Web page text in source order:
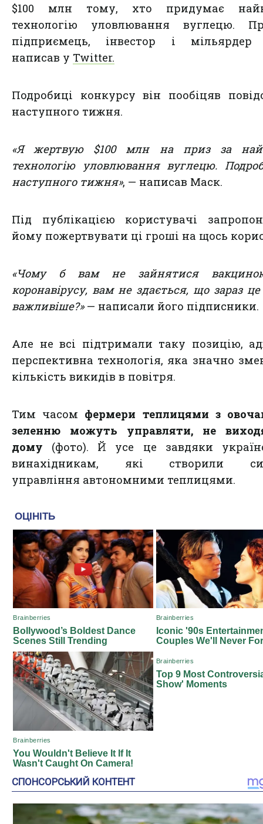
$100 млн тому, хто придумає
технологію уловлювання вуглецю.
підприємець, інвестор і
написав у Twitter.
Подробиці конкурсу він пообіцяв
наступного тижня.
«Я жертвую $100 млн на приз за
технологію уловлювання вуглецю.
наступного тижня», — написав Маск.
Під публікацією користувачі
йому пожертвувати ці гроші на щось
«Чому б вам не зайнятися
коронавірусу, вам не здається, що зараз
важливіше?» — написали його підписники.
Але не всі підтримали таку позицію,
перспективна технологія, яка значно
кількість викидів в повітря.
Тим часом фермери теплицями з
зеленню можуть управляти, не
дому (фото). Й усе це завдяки
винахідникам, які створили
управління автономними теплицями.